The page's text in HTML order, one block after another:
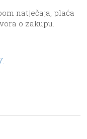
natječaja, plaća
o zakupu.